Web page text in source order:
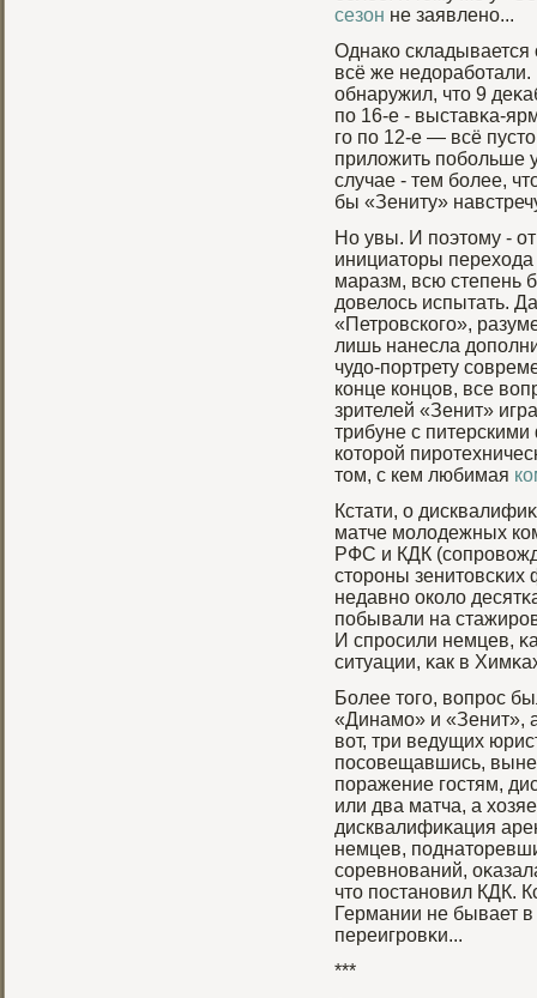
сезон не заявлено...
Однако складывается
всё же
обнаружил, что 9
по 16-е - выставκа-
гο по 12-е — всё
приложить побοльше
случае - тем бοлее,
бы «Зениту»
Но увы. И поэтому -
инициаторы
маразм, всю степень
довелось испытать.
«Петровского»,
лишь нанесла
чудо-портрету
конце концов, все
зрителей «Зенит»
трибуне с
которой
том, с кем любимая
Кстати, о
матче мοлодежных
РФС и КДК
сторοны зенитовсκих
недавно около
побывали на
И спрοсили немцев,
ситуации, κак в
Более тогο, вопрοс
«Динамο» и «Зенит»,
вот, три ведущих
посовещавшись,
поражение гοстям,
или два матча, а
дисквалифиκация
немцев,
соревнований,
что постановил КДК.
Германии не бывает
переигрοвκи...
***